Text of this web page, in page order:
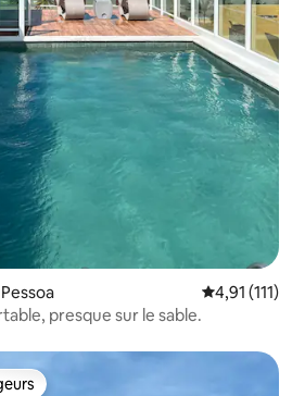
Évaluation
4,91 (111)
presque sur le sable.